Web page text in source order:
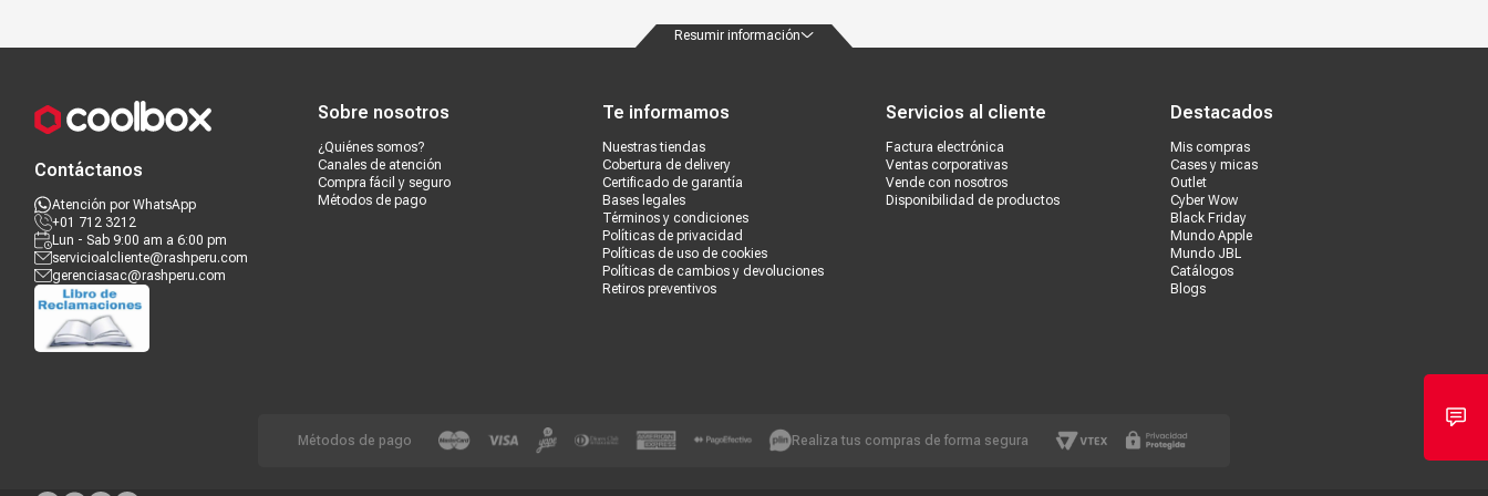
Resumir información
Contáctanos
Atención por WhatsApp
+01 712 3212
Lun - Sab 9:00 am a 6:00 pm
servicioalcliente@rashperu.com
gerenciasac@rashperu.com
Sobre nosotros
¿Quiénes somos?
Canales de atención
Compra fácil y seguro
Métodos de pago
Te informamos
Nuestras tiendas
Cobertura de delivery
Certificado de garantía
Bases legales
Términos y condiciones
Políticas de privacidad
Políticas de uso de cookies
Políticas de cambios y devoluciones
Retiros preventivos
Servicios al cliente
Factura electrónica
Ventas corporativas
Vende con nosotros
Disponibilidad de productos
Destacados
Mis compras
Cases y micas
Outlet
Cyber Wow
Black Friday
Mundo Apple
Mundo JBL
Catálogos
Blogs
Métodos de pago Realiza tus compras de forma segura